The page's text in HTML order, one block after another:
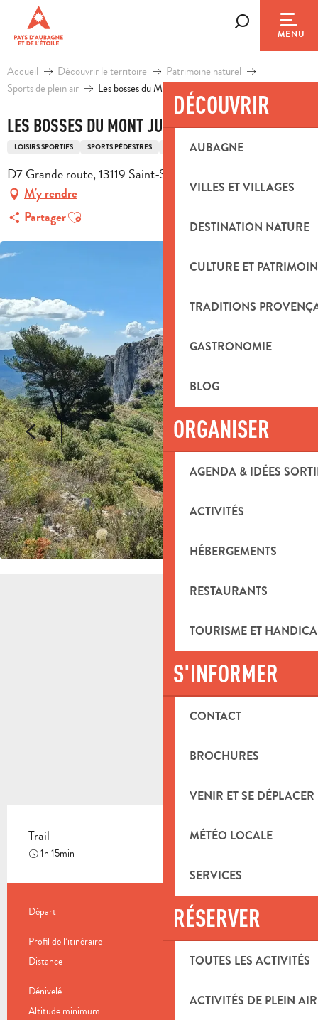
contenu
principal
MENU
DÉCOUVRIR
AUBAGNE
VILLES ET VILLAGES
DESTINATION NATURE
CULTURE ET
TRADITIONS
GASTRONOMIE
BLOG
ORGANISER
AGENDA & IDÉES
ACTIVITÉS
HÉBERGEMENTS
RESTAURANTS
TOURISME ET
S'INFORMER
CONTACT
BROCHURES
VENIR ET SE DÉPLACER
MÉTÉO LOCALE
SERVICES
RÉSERVER
TOUTES LES ACTIVITÉS
ACTIVITÉS DE PLEIN AIR
Accueil Découvrir le territoire
Patrimoine naturel
Sports de plein air
Les bosses du Mont Julien
LES BOSSES DU MONT JULIEN
LOISIRS SPORTIFS SPORTS PÉDESTRES ITINÉRAIRE DE TRAIL
D7 Grande route, 13119 Saint-Savournin
M'y rendre
PartagerAjouter aux favoris
Trail
1h 15min
INFORMATIONS PRATIQUES
Départ Saint-Savournin
Profil de l’itinéraire Boucle
Distance 9.0 km
Dénivelé 536 m
Altitude minimum